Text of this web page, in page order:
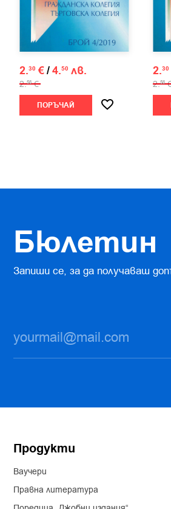
2.30 €/4.50 лв.
2.56 €
ПОРЪЧАЙ
2.30
2.56
Бюлетин
Запиши се, за да получаваш
Продукти
Ваучери
Правна литература